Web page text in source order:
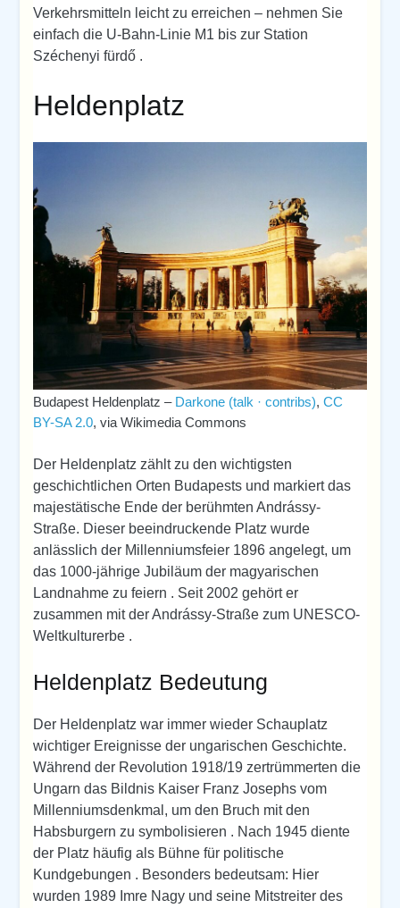
Verkehrsmitteln leicht zu erreichen – nehmen Sie
einfach die U-Bahn-Linie M1 bis zur Station
Széchenyi fürdő .
Heldenplatz
Budapest Heldenplatz – Darkone (talk · contribs),CC
BY-SA 2.0, via Wikimedia Commons
Der Heldenplatz zählt zu den wichtigsten
geschichtlichen Orten Budapests und markiert das
majestätische Ende der berühmten Andrássy-
Straße. Dieser beeindruckende Platz wurde
anlässlich der Millenniumsfeier 1896 angelegt, um
das 1000-jährige Jubiläum der magyarischen
Landnahme zu feiern . Seit 2002 gehört er
zusammen mit der Andrássy-Straße zum UNESCO-
Weltkulturerbe .
Heldenplatz Bedeutung
Der Heldenplatz war immer wieder Schauplatz
wichtiger Ereignisse der ungarischen Geschichte.
Während der Revolution 1918/19 zertrümmerten die
Ungarn das Bildnis Kaiser Franz Josephs vom
Millenniumsdenkmal, um den Bruch mit den
Habsburgern zu symbolisieren . Nach 1945 diente
der Platz häufig als Bühne für politische
Kundgebungen . Besonders bedeutsam: Hier
wurden 1989 Imre Nagy und seine Mitstreiter des